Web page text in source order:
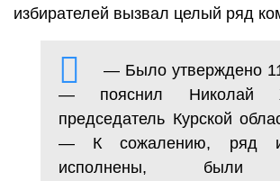
избирателей вызвал целый ряд
— Было утверждено
— пояснил Николай
председатель Курской
— К сожалению, ряд
исполнены, были